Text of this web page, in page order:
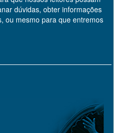
dúvidas, obter informações
ou mesmo para que entremos